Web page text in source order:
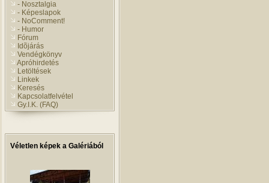
- Nosztalgia
- Képeslapok
- NoComment!
- Humor
Fórum
Idõjárás
Vendégkönyv
Apróhirdetés
Letöltések
Linkek
Keresés
Kapcsolatfelvétel
Gy.I.K. (FAQ)
Véletlen képek a Galériából